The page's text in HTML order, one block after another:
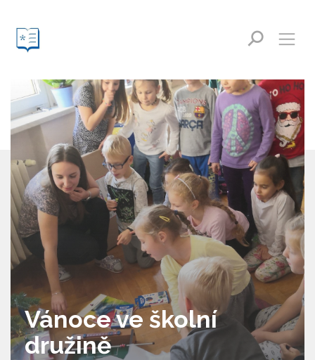
Vánoce ve školní
družině